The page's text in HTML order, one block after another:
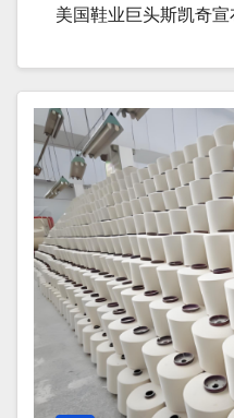
美国鞋业巨头斯凯奇